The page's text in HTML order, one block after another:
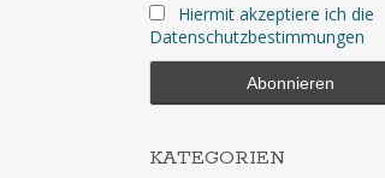
Hiermit akzeptiere ich die
Datenschutzbestimmungen
KATEGORIEN